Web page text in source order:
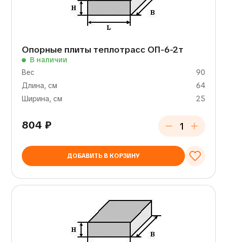
Опорные плиты теплотрасс ОП-6-2т
В наличии
Вес
90
Длина, см
64
Ширина, см
25
804 ₽
ДОБАВИТЬ В КОРЗИНУ